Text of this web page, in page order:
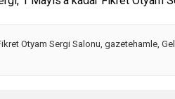
Otyam Sergi Salonu gazetehamle